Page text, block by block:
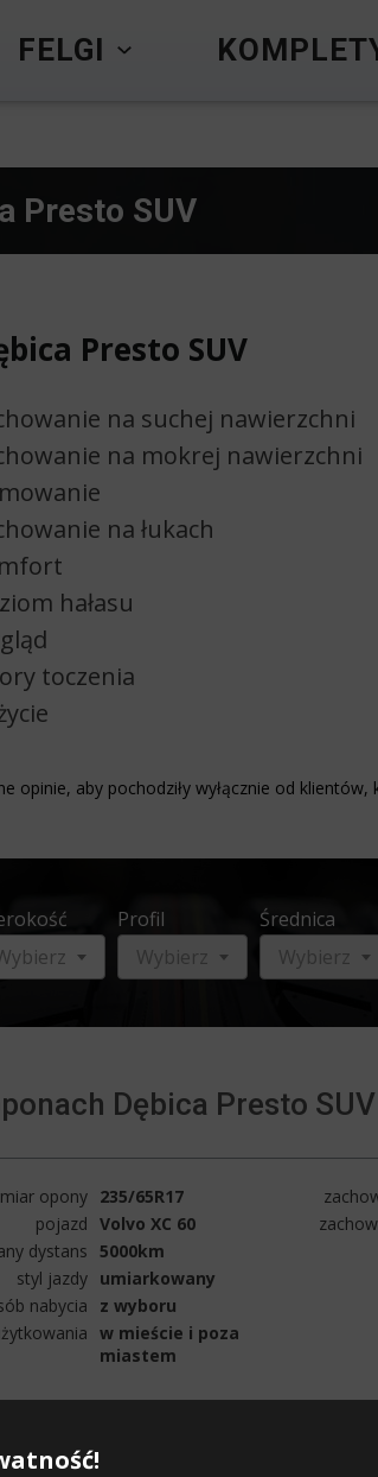
FELGI
Presto SUV
Presto SUV
na suchej nawierzchni
na mokrej nawierzchni
na łukach
hałasu
toczenia
opinie, aby pochodziły wyłącznie od
Profil
Wybierz
Średnica
Wybierz
Dębica Presto SUV
opony 235/65R17
pojazd Volvo XC 60
dystans 5000km
styl jazdy umiarkowany
nabycia
z wyboru
w mieście i poza
miastem
od uznawanych za opony wyższych klas